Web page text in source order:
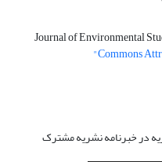
Journal of Environmental
Commons
در خبرنامه نشریه مشترک